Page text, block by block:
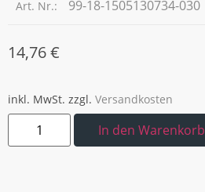
Art. Nr.: 99-18-1505130734-030
14,76€
inkl. MwSt. zzgl. Versandkosten
In den Warenkorb